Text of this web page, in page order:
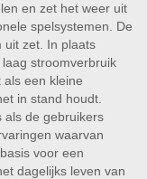
en zet het weer uit
spelsystemen. De
uit zet. In plaats
stroomverbruik
een kleine
in stand houdt.
als de gebruikers
waarvan
voor een
dagelijks leven van